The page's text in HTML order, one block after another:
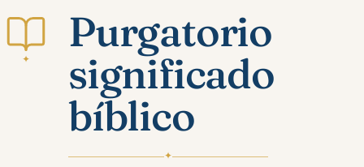
✦
Purgatorio
significado
bíblico
✦